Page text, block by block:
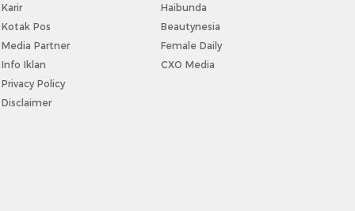
Karir
Kotak Pos
Media Partner
Info Iklan
Privacy Policy
Disclaimer
Haibunda
Beautynesia
Female Daily
CXO Media